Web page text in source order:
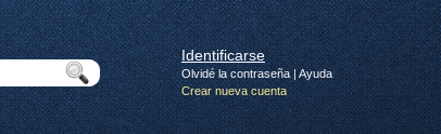
Identificarse
Olvidé la contraseña|Ayuda
Crear nueva cuenta